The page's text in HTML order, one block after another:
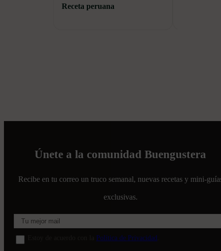
Receta peruana
Únete a la comunidad Buengustera
Recibe en tu correo un truco semanal, nuevas recetas y mini-
exclusivas.
Política de Privacidad